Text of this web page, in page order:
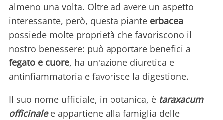
almeno una volta. Oltre ad avere un aspetto
interessante, però, questa piante erbacea
possiede molte proprietà che favoriscono il
nostro benessere: può apportare benefici a
fegato e cuore, ha un'azione diuretica e
antinfiammatoria e favorisce la digestione.
Il suo nome ufficiale, in botanica, è taraxacum
officinalee appartiene alla famiglia delle